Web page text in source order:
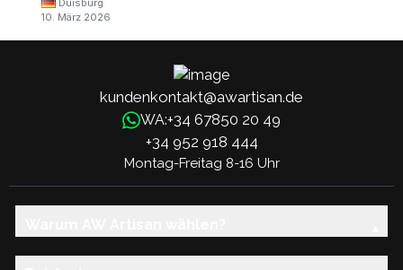
Duisburg
10. März 2026
kundenkontakt@awartisan.de
WA:+34 67850 20 49
+34 952 918 444
Montag-Freitag 8-16 Uhr